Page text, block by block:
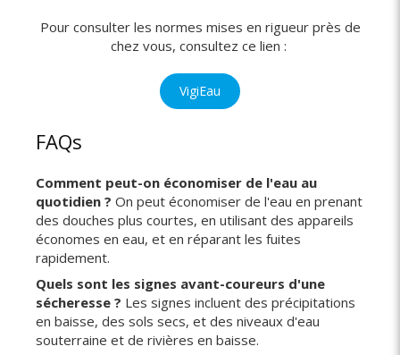
Pour consulter les normes mises en rigueur près de
chez vous, consultez ce lien :
VigiEau
FAQs
Comment peut-on économiser de l'eau au
quotidien ? On peut économiser de l'eau en prenant
des douches plus courtes, en utilisant des appareils
économes en eau, et en réparant les fuites
rapidement.
Quels sont les signes avant-coureurs d'une
sécheresse ? Les signes incluent des précipitations
en baisse, des sols secs, et des niveaux d'eau
souterraine et de rivières en baisse.